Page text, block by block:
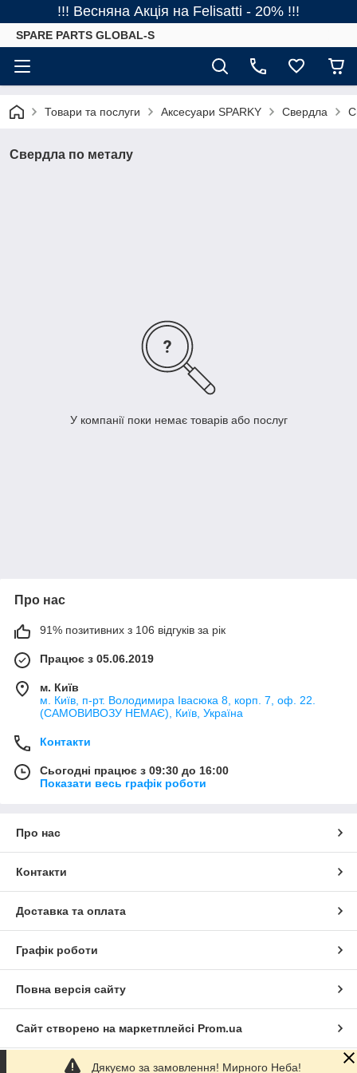
!!! Весняна Акція на Felisatti - 20% !!!
SPARE PARTS GLOBAL-S
Товари та послуги Аксесуари SPARKY Свердла
Свердла по металу
У компанії поки немає товарів або послуг
Про нас
91% позитивних з 106 відгуків за рік
Працює з 05.06.2019
м. Київ
м. Київ, п-рт. Володимира Івасюка 8, корп. 7, оф. 22.
(САМОВИВОЗУ НЕМАЄ), Київ, Україна
Контакти
Сьогодні працює з 09:30 до 16:00
Показати весь графік роботи
Про нас
Контакти
Доставка та оплата
Графік роботи
Повна версія сайту
Сайт створено на маркетплейсі Prom.ua
Політика конфіденційності
Дякуємо за замовлення! Мирного Неба!